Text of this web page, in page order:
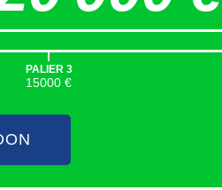
|
PALIER 3
15000 €